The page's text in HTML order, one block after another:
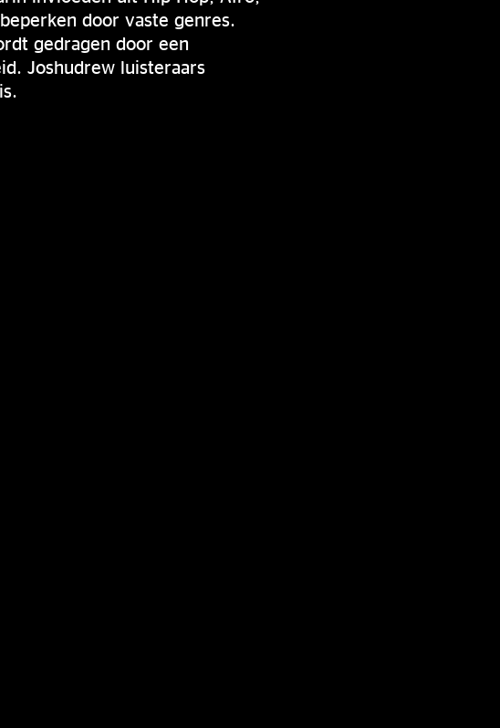
door vaste genres.
gedragen door een
Joshudrew luisteraars